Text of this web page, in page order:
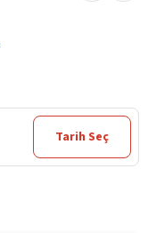
Tarih Seç